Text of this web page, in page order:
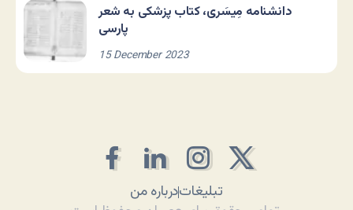
دانشنامه مِیسَری، کتاب پزشکی به شعر
پارسی
15 December 2023
درباره منتبلیغات